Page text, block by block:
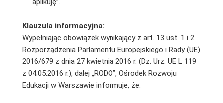
aplikuję”.
Klauzula informacyjna:
Wypełniając obowiązek wynikający z art. 13 ust. 1 i 2
Rozporządzenia Parlamentu Europejskiego i Rady (UE)
2016/679 z dnia 27 kwietnia 2016 r. (Dz. Urz. UE L 119
z 04.05.2016 r.), dalej „RODO”, Ośrodek Rozwoju
Edukacji w Warszawie informuje, że: